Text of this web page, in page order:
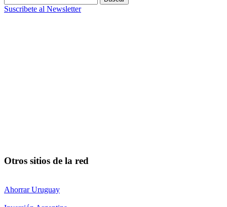
Suscribete al Newsletter
Otros sitios de la red
Ahorrar Uruguay